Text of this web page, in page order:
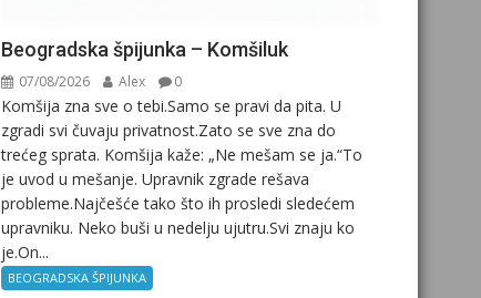
Beogradska špijunka – Komšiluk
07/08/2026 Alex 0
Komšija zna sve o tebi.Samo se pravi da pita. U
zgradi svi čuvaju privatnost.Zato se sve zna do
trećeg sprata. Komšija kaže: „Ne mešam se ja.“To
je uvod u mešanje. Upravnik zgrade rešava
probleme.Najčešće tako što ih prosledi sledećem
upravniku. Neko buši u nedelju ujutru.Svi znaju ko
je.On...
BEOGRADSKA ŠPIJUNKA